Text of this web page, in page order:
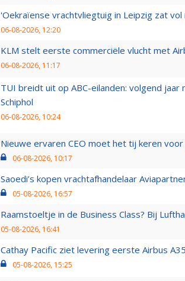
'Oekraïense vrachtvliegtuig in Leipzig zat
06-08-2026, 12:20
KLM stelt eerste commerciële vlucht met
06-08-2026, 11:17
TUI breidt uit op ABC-eilanden: volgend
Schiphol
06-08-2026, 10:24
Nieuwe ervaren CEO moet het tij keren
06-08-2026, 10:17
Saoedi’s kopen vrachtafhandelaar
05-08-2026, 16:57
Raamstoeltje in de Business Class? Bij
05-08-2026, 16:41
Cathay Pacific ziet levering eerste Airbus
05-08-2026, 15:25